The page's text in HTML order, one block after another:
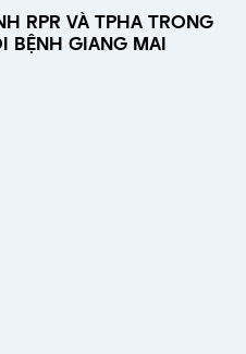
RPR VÀ TPHA TRONG
BỆNH GIANG MAI